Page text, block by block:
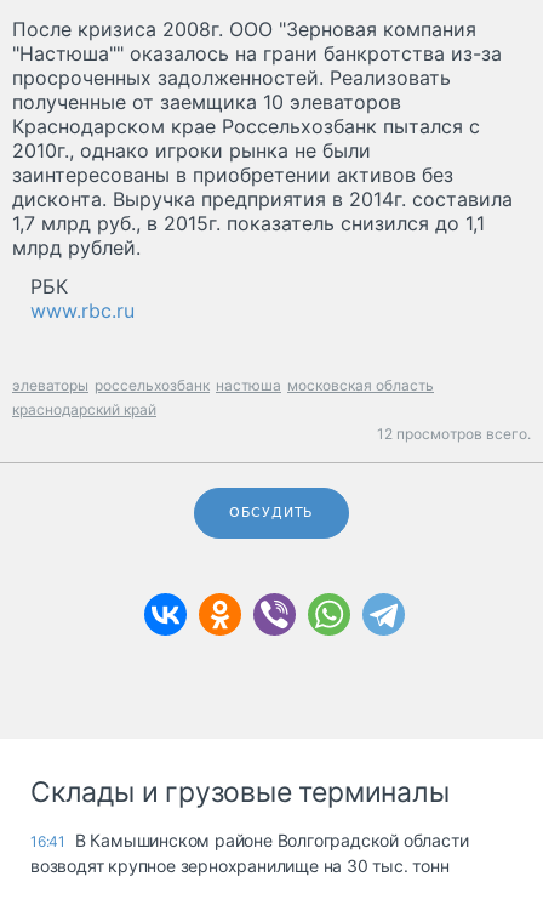
После кризиса 2008г. ООО "Зерновая компания
"Настюша"" оказалось на грани банкротства из-за
просроченных задолженностей. Реализовать
полученные от заемщика 10 элеваторов
Краснодарском крае Россельхозбанк пытался с
2010г., однако игроки рынка не были
заинтересованы в приобретении активов без
дисконта. Выручка предприятия в 2014г. составила
1,7 млрд руб., в 2015г. показатель снизился до 1,1
млрд рублей.
РБК
www.rbc.ru
элеваторы россельхозбанк настюша московская область
краснодарский край
12 просмотров всего.
ОБСУДИТЬ
Склады и грузовые терминалы
16:41
В Камышинском районе Волгоградской области
возводят крупное зернохранилище на 30 тыс. тонн